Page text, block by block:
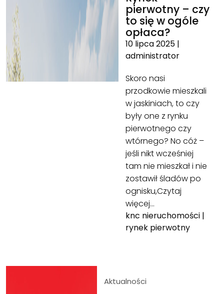
pierwotny – czy
to się w ogóle
opłaca?
10 lipca 2025|
administrator
Skoro nasi
przodkowie mieszkali
w jaskiniach, to czy
były one z rynku
pierwotnego czy
wtórnego? No cóż –
jeśli nikt wcześniej
tam nie mieszkał i nie
zostawił śladów po
ognisku,Czytaj
więcej…
knc nieruchomości|
rynek pierwotny
Aktualności